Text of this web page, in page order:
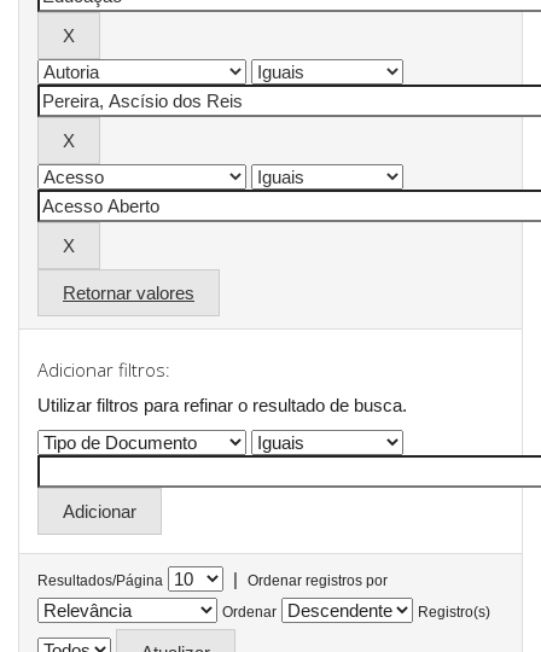
Retornar valores
Adicionar filtros:
Utilizar filtros para refinar o resultado de busca.
Resultados/Página |
Ordenar registros por
Ordenar
Registro(s)